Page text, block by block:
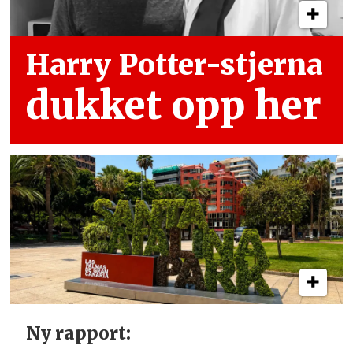
Harry Potter-stjerna
dukket opp her
Ny rapport: